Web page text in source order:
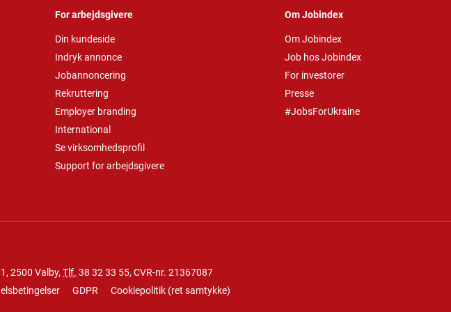
For arbejdsgivere
Din kundeside
Indryk annonce
Jobannoncering
Rekruttering
Employer branding
International
Se virksomhedsprofil
Support for arbejdsgivere
Om Jobindex
Om Jobindex
Job hos Jobindex
For investorer
Presse
#JobsForUkraine
2500 Valby, Tlf. 38 32 33 55, CVR-nr. 21367087
GDPR Cookiepolitik (ret samtykke)